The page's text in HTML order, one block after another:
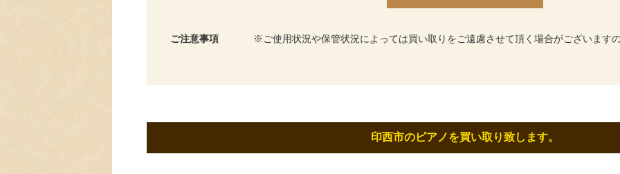
ご注意事項 ご使用状況や保管状況によっては買い取りをご遠慮させて頂く場合がございます
印西市のピアノを買い取り致します。